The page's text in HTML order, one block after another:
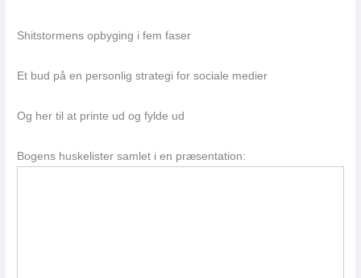
Shitstormens opbyging i fem faser
Et bud på en personlig strategi for sociale medier
Og her til at printe ud og fylde ud
Bogens huskelister samlet i en præsentation: